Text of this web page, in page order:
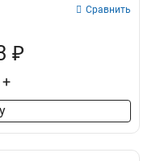
Сравнить
₽
+